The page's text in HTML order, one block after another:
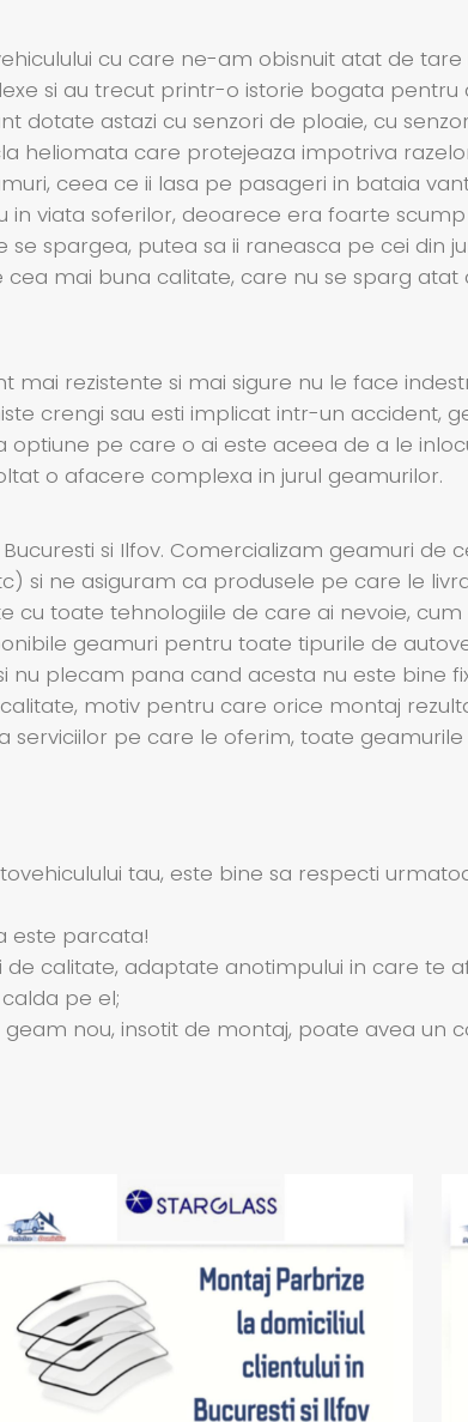
cu care ne-am obisnuit atat de
si au trecut printr-o istorie bogata
dotate astazi cu senzori de ploaie, cu
heliomata care protejeaza impotriva
ceea ce ii lasa pe pasageri in bataia
viata soferilor, deoarece era foarte
se spargea, putea sa ii raneasca pe cei din
cea mai buna calitate, care nu se sparg
mai rezistente si mai sigure nu le face
crengi sau esti implicat intr-un accident,
optiune pe care o ai este aceea de a le
o afacere complexa in jurul geamurilor.
si Ilfov. Comercializam geamuri de
si ne asiguram ca produsele pe care le
toate tehnologiile de care ai nevoie, cum
geamuri pentru toate tipurile de
nu plecam pana cand acesta nu este bine
motiv pentru care orice montaj
serviciilor pe care le oferim, toate
tau, este bine sa respecti
este parcata!
calitate, adaptate anotimpului in care te
pe el;
nou, insotit de montaj, poate avea un